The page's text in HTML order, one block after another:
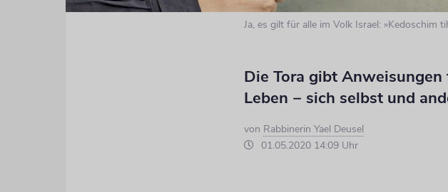
Ja, es gilt für alle im Volk Israel: »Kedoschim
Die Tora gibt
Leben − sich selbst und
von Rabbinerin Yael Deusel
01.05.2020 14:09 Uhr